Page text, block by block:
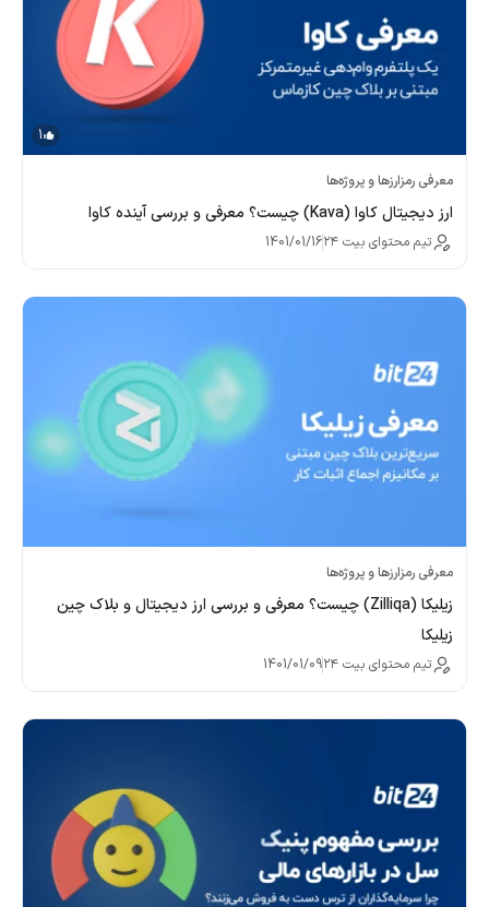
1
معرفی رمزارزها و پروژه‌ها
ارز دیجیتال کاوا (Kava) چیست؟ معرفی و بررسی آینده کاوا
تیم محتوای بیت ۲۴ 1401/01/16
معرفی رمزارزها و پروژه‌ها
زیلیکا (Zilliqa) چیست؟ معرفی و بررسی ارز دیجیتال و بلاک چین
زیلیکا
تیم محتوای بیت ۲۴ 1401/01/09